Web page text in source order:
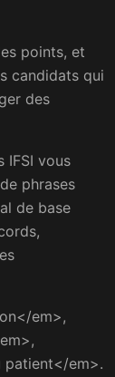
points, et
candidats qui
des
IFSI vous
phrases
de base
em>,
patient</em>.